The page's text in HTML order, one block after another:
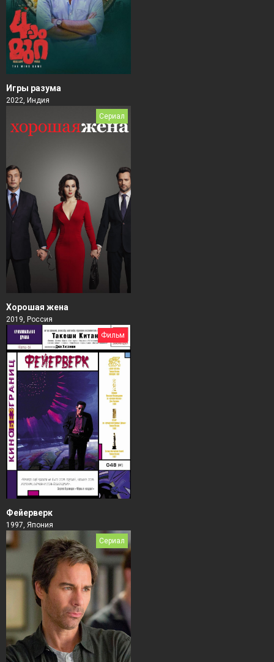
Игры разума
2022, Индия
Сериал
Хорошая жена
2019, Россия
Фильм
Фейерверк
1997, Япония
Сериал